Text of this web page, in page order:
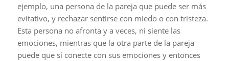
ejemplo, una persona de la pareja que puede ser más
evitativo, y rechazar sentirse con miedo o con tristeza.
Esta persona no afronta y a veces, ni siente las
emociones, mientras que la otra parte de la pareja
puede que sí conecte con sus emociones y entonces